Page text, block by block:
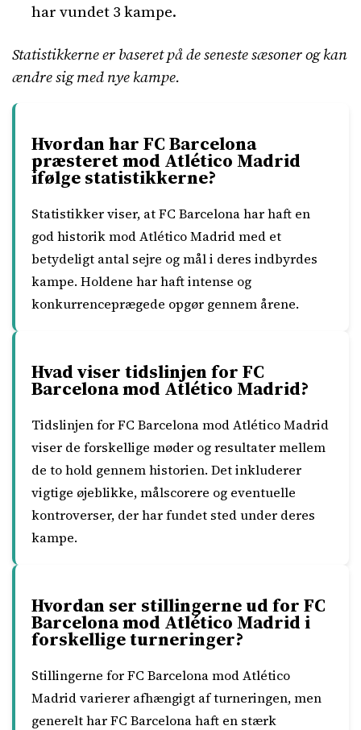
har vundet 3 kampe.
Statistikkerne er baseret på de seneste sæsoner og kan
ændre sig med nye kampe.
Hvordan har FC Barcelona
præsteret mod Atlético Madrid
ifølge statistikkerne?
Statistikker viser, at FC Barcelona har haft en
god historik mod Atlético Madrid med et
betydeligt antal sejre og mål i deres indbyrdes
kampe. Holdene har haft intense og
konkurrenceprægede opgør gennem årene.
Hvad viser tidslinjen for FC
Barcelona mod Atlético Madrid?
Tidslinjen for FC Barcelona mod Atlético Madrid
viser de forskellige møder og resultater mellem
de to hold gennem historien. Det inkluderer
vigtige øjeblikke, målscorere og eventuelle
kontroverser, der har fundet sted under deres
kampe.
Hvordan ser stillingerne ud for FC
Barcelona mod Atlético Madrid i
forskellige turneringer?
Stillingerne for FC Barcelona mod Atlético
Madrid varierer afhængigt af turneringen, men
generelt har FC Barcelona haft en stærk